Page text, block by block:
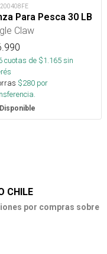
Para Pesca 30 LB
Claw
cuotas de $1.165sin
$280 por
Disponible
CHILE
por compras sobre